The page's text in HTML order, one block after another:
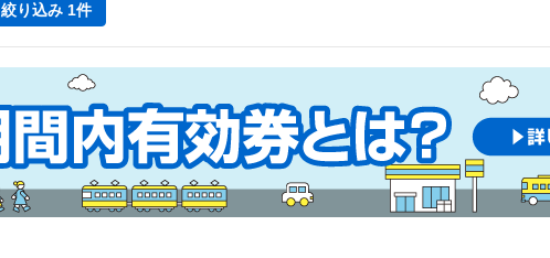
絞り込み 1件